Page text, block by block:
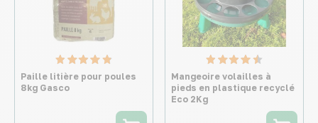
Paille litière pour poules
8kg Gasco
Mangeoire volailles à
pieds en plastique recyclé
Eco 2Kg